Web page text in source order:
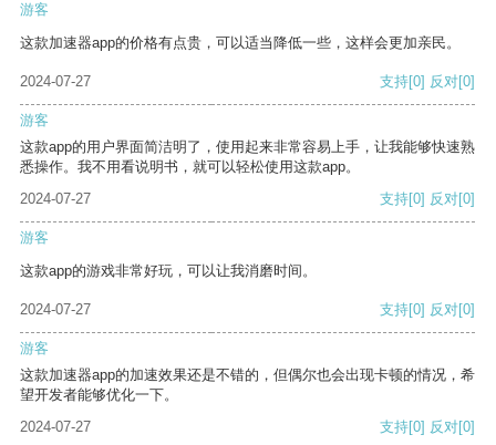
游客
这款加速器app的价格有点贵，可以适当降低一些，这样会更加亲民。
2024-07-27 支持[0] 反对[0]
游客
这款app的用户界面简洁明了，使用起来非常容易上手，让我能够快速熟
悉操作。我不用看说明书，就可以轻松使用这款app。
2024-07-27
支持[0] 反对[0]
游客
这款app的游戏非常好玩，可以让我消磨时间。
2024-07-27 支持[0] 反对[0]
游客
这款加速器app的加速效果还是不错的，但偶尔也会出现卡顿的情况，希
望开发者能够优化一下。
2024-07-27
支持[0] 反对[0]